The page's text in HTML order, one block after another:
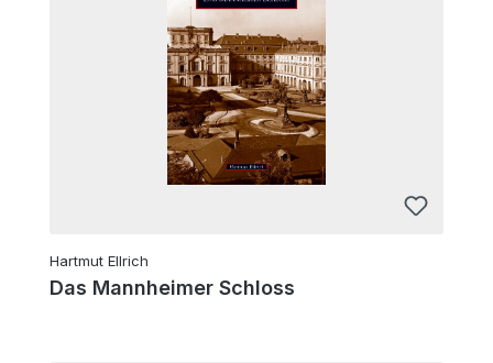
Hartmut Ellrich
Das Mannheimer Schloss